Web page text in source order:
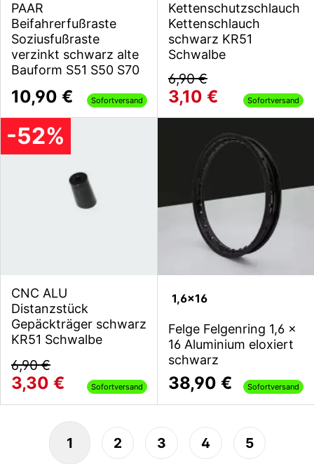
PAAR
Beifahrerfußraste
Soziusfußraste
verzinkt schwarz alte
Bauform S51 S50 S70
10,90 € Sofortversand
Kettenschutzschlauch
Kettenschlauch
schwarz KR51
Schwalbe
6,90 €
3,10 € Sofortversand
CNC ALU
Distanzstück
Gepäckträger schwarz
KR51 Schwalbe
6,90 €
-52%
3,30 € Sofortversand
1,6x16
Felge Felgenring 1,6 x
16 Aluminium eloxiert
schwarz
38,90 € Sofortversand
1 2 3 4 5